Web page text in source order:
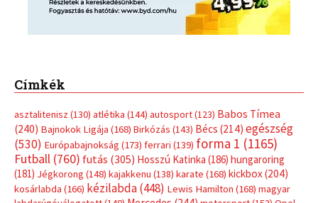
Címkék
asztalitenisz (130) atlétika (144) autosport(123) Babos Tímea
(240) Bajnokok Ligája (168) Birkózás (143) Bécs (214) egészség
(530) Európabajnokság (173) ferrari (139) forma 1 (1165)
Futball (760) futás (305) Hosszú Katinka (186) hungaroring
(181) Jégkorong (148) kajakkenu (138) karate (168) kickbox(204)
kosárlabda (166) kézilabda(448) Lewis Hamilton (168) magyar